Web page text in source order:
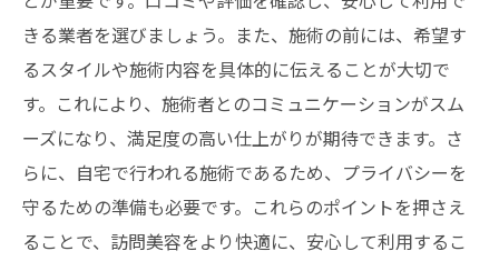
きる業者を選びましょう。また、施術の前には、希望す
るスタイルや施術内容を具体的に伝えることが大切で
す。これにより、施術者とのコミュニケーションがスム
ーズになり、満足度の高い仕上がりが期待できます。さ
らに、自宅で行われる施術であるため、プライバシーを
守るための準備も必要です。これらのポイントを押さえ
ることで、訪問美容をより快適に、安心して利用するこ